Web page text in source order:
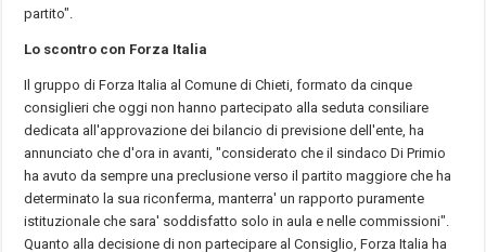
partito".
Lo scontro con Forza Italia
Il gruppo di Forza Italia al Comune di Chieti, formato da cinque
consiglieri che oggi non hanno partecipato alla seduta consiliare
dedicata all'approvazione dei bilancio di previsione dell'ente, ha
annunciato che d'ora in avanti, "considerato che il sindaco Di Primio
ha avuto da sempre una preclusione verso il partito maggiore che ha
determinato la sua riconferma, manterra' un rapporto puramente
istituzionale che sara' soddisfatto solo in aula e nelle commissioni".
Quanto alla decisione di non partecipare al Consiglio, Forza Italia ha